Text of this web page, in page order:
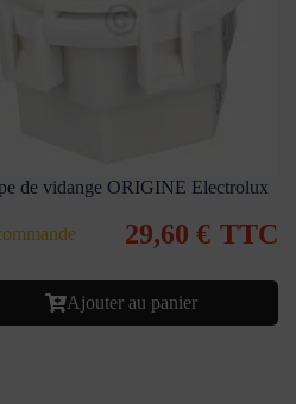
de vidange ORIGINE Electrolux
29,60 € TTC
Ajouter au panier